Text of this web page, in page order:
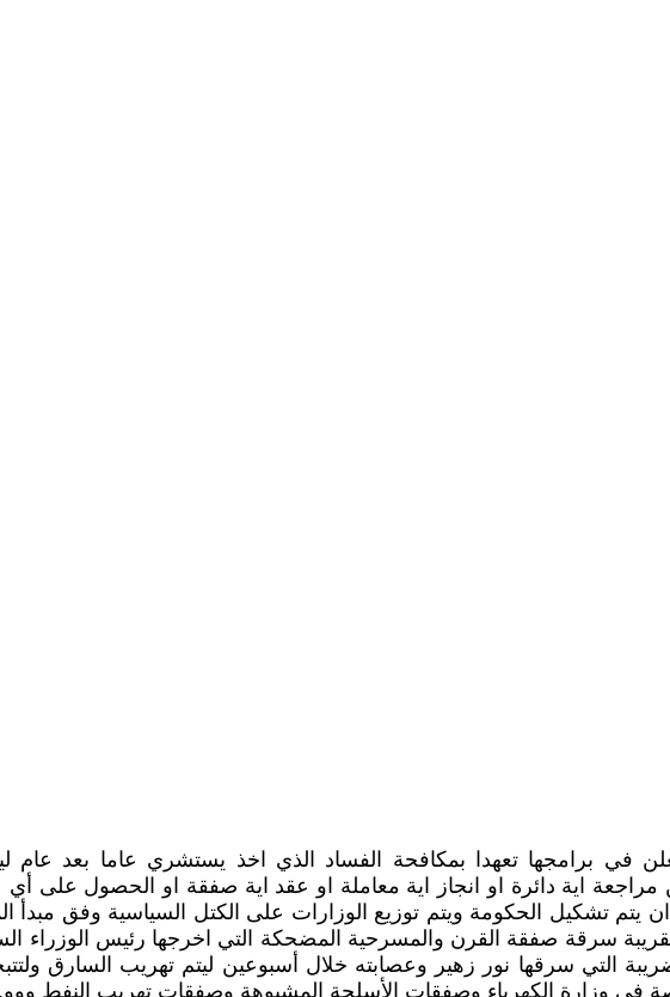
في برامجها تعهدا بمكافحة الفساد الذي اخذ يستشري عاما بعد
اية دائرة او انجاز اية معاملة او عقد اية صفقة او الحصول على
يتم تشكيل الحكومة ويتم توزيع الوزارات على الكتل السياسية وفق
سرقة صفقة القرن والمسرحية المضحكة التي اخرجها رئيس الوزراء
التي سرقها نور زهير وعصابته خلال أسبوعين ليتم تهريب السارق
في وزارة الكهرباء وصفقات الأسلحة المشبوهة وصفقات تهريب النفط ووو.